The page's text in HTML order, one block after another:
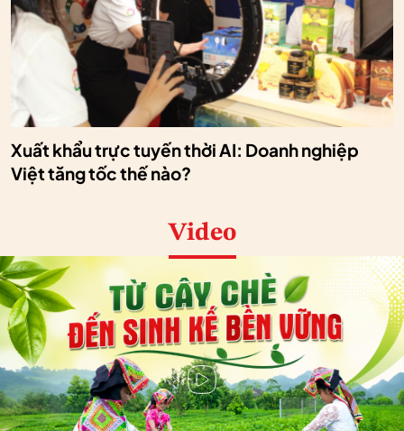
Xuất khẩu trực tuyến thời AI: Doanh nghiệp
Việt tăng tốc thế nào?
Video